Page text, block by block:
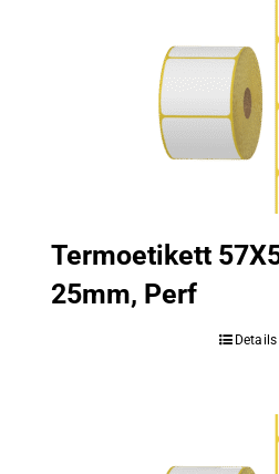
Termoetikett
25mm, Perf
Details